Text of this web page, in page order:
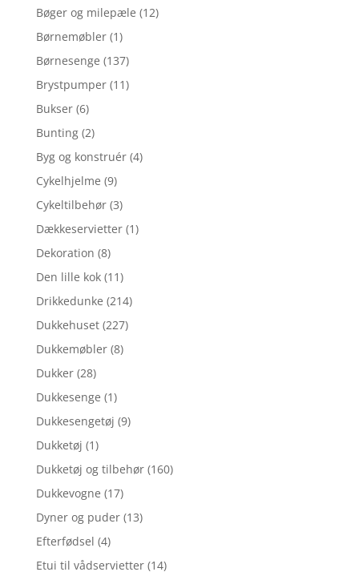
Bøger og milepæle (12)
Børnemøbler (1)
Børnesenge (137)
Brystpumper (11)
Bukser (6)
Bunting (2)
Byg og konstruér (4)
Cykelhjelme (9)
Cykeltilbehør (3)
Dækkeservietter (1)
Dekoration (8)
Den lille kok (11)
Drikkedunke (214)
Dukkehuset (227)
Dukkemøbler (8)
Dukker (28)
Dukkesenge (1)
Dukkesengetøj (9)
Dukketøj (1)
Dukketøj og tilbehør (160)
Dukkevogne (17)
Dyner og puder (13)
Efterfødsel (4)
Etui til vådservietter (14)